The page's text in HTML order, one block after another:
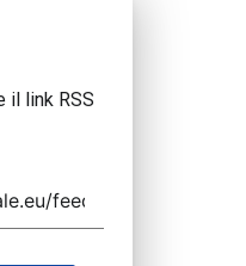
il link RSS